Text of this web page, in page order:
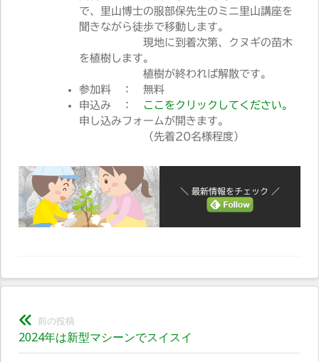
で、里山博士の服部保先生のミニ里山講座を
聞きながら徒歩で移動します。
現地に到着次第、クヌギの苗木
を植樹します。
植樹が終われば解散です。
参加料 ： 無料
申込み ：
ここをクリックしてください。
申し込みフォームが開きます。
（先着20名様程度）
＼ 最新情報をチェック ／
投
稿
前の投稿
前
の
2024年は新型マシーンでスイスイ